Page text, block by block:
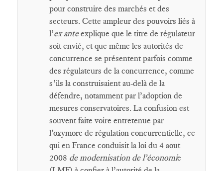
pour construire des marchés et des
secteurs. Cette ampleur des pouvoirs liés à
l’ex anteexplique que le titre de régulateur
soit envié, et que même les autorités de
concurrence se présentent parfois comme
des régulateurs de la concurrence, comme
s’ils la construisaient au-delà de la
défendre, notamment par l’adoption de
mesures conservatoires. La confusion est
souvent faite voire entretenue par
l’oxymore de régulation concurrentielle, ce
qui en France conduisit la loi du 4 aout
2008 de modernisation de l’économie